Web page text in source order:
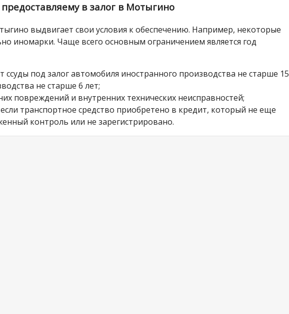
в залог в Мотыгино
выдвигает свои условия к обеспечению. Например, некоторые
иномарки. Чаще всего основным ограничением является год
под залог автомобиля иностранного производства не старше 15
не старше 6 лет;
повреждений и внутренних технических неисправностей;
транспортное средство приобретено в кредит, который не еще
контроль или не зарегистрировано.